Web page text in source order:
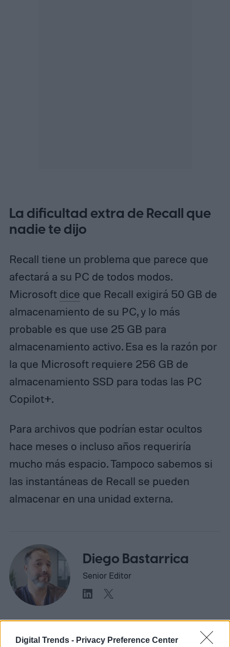
Digital Trends - Privacy Preference Center
La dificultad extra de Recall que
nadie te dijo
Recall tiene un problema que parece que
afectará a su PC de todos modos.
Microsoft dice que Recall exigirá 50 GB de
almacenamiento de su PC, y lo más
probable es que use 25 GB para
almacenamiento activo. Esa es la razón por
la que Microsoft requiere 256 GB de
almacenamiento SSD para todas las PC
Copilot+.
Para archivos que podrían estar ocultos
hace meses o incluso años requeriría
mucho más espacio. Tampoco sabemos si
las instantáneas de Recall se pueden
almacenar en una unidad externa.
Diego Bastarrica
Senior Editor
Diego Bastarrica es Senior Editor y Head of
Content en Digital Trends en Español,